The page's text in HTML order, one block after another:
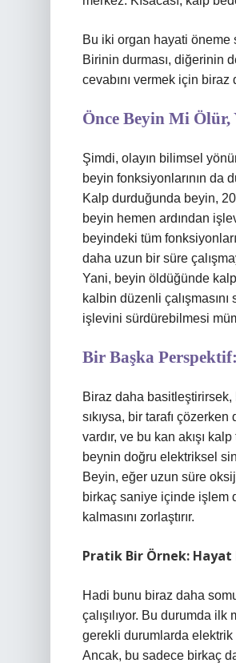
Bu iki organ hayati öneme
Birinin durması, diğerinin
cevabını vermek için
Önce Beyin Mi
Şimdi, olayın bilimsel
beyin fonksiyonlarının da
Kalp durduğunda beyin,
beyin hemen ardından
beyindeki tüm
daha uzun bir süre
Yani, beyin öldüğünde
kalbin düzenli
işlevini sürdürebilmesi
Bir Başka
Biraz daha
sıkıysa, bir tarafı
vardır, ve bu kan akışı
beynin doğru elektriksel
Beyin, eğer uzun süre
birkaç saniye içinde işlem
kalmasını zorlaştırır.
Pratik Bir Örnek:
Hadi bunu biraz daha
çalışılıyor. Bu durumda
gerekli durumlarda elektrik
Ancak, bu sadece birkaç